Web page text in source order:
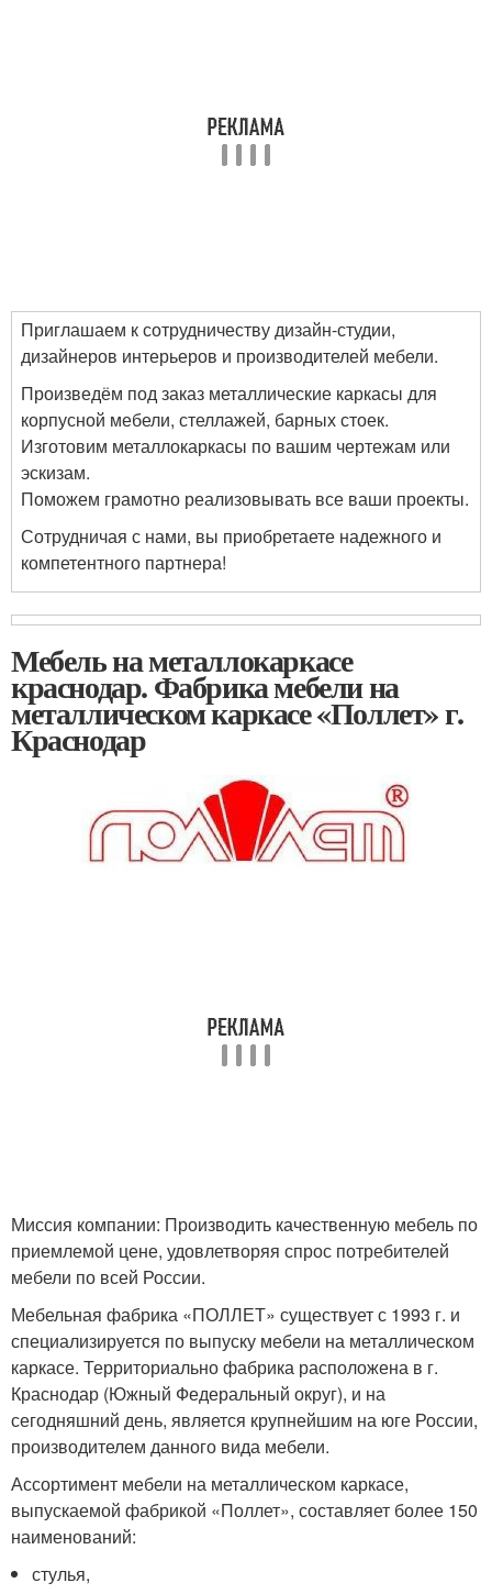
Приглашаем к сотрудничеству дизайн-студии,
дизайнеров интерьеров и производителей мебели.
Произведём под заказ металлические каркасы для
корпусной мебели, стеллажей, барных стоек.
Изготовим металлокаркасы по вашим чертежам или
эскизам.
Поможем грамотно реализовывать все ваши проекты.
Сотрудничая с нами, вы приобретаете надежного и
компетентного партнера!
Мебель на металлокаркасе
краснодар. Фабрика мебели на
металлическом каркасе «Поллет» г.
Краснодар
Миссия компании: Производить качественную мебель по
приемлемой цене, удовлетворяя спрос потребителей
мебели по всей России.
Мебельная фабрика «ПОЛЛЕТ» существует с 1993 г. и
специализируется по выпуску мебели на металлическом
каркасе. Территориально фабрика расположена в г.
Краснодар (Южный Федеральный округ), и на
сегодняшний день, является крупнейшим на юге России,
производителем данного вида мебели.
Ассортимент мебели на металлическом каркасе,
выпускаемой фабрикой «Поллет», составляет более 150
наименований:
стулья,